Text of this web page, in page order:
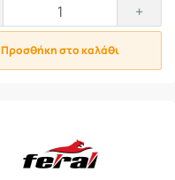
+
Προσθήκη στο καλάθι